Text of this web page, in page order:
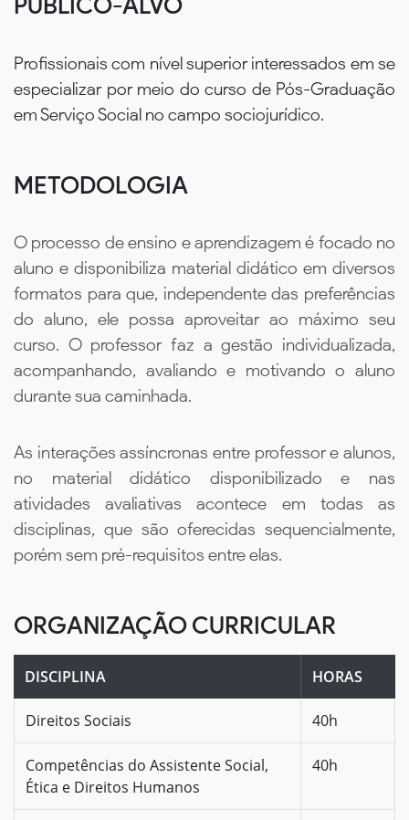
Profissionais com nível superior interessados em se
especializar por meio do curso de Pós-Graduação
em Serviço Social no campo sociojurídico.
METODOLOGIA
O processo de ensino e aprendizagem é focado no
aluno e disponibiliza material didático em diversos
formatos para que, independente das preferências
do aluno, ele possa aproveitar ao máximo seu
curso. O professor faz a gestão individualizada,
acompanhando, avaliando e motivando o aluno
durante sua caminhada.
As interações assíncronas entre professor e alunos,
no material didático disponibilizado e nas
atividades avaliativas acontece em todas as
disciplinas, que são oferecidas sequencialmente,
porém sem pré-requisitos entre elas.
ORGANIZAÇÃO CURRICULAR
DISCIPLINA HORAS
Direitos Sociais 40h
Competências do Assistente Social,
Ética e Direitos Humanos
40h